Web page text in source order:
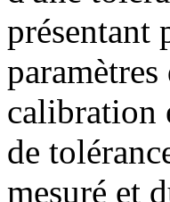
présentant
calibration
de
mesuré et